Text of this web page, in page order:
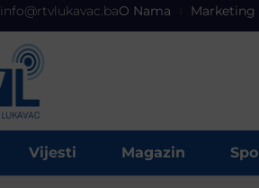
info@rtvlukavac.baO Nama Marketing
Vijesti Magazin